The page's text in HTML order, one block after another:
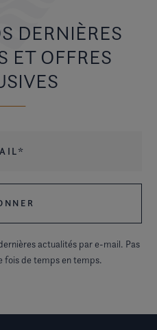
DERNIÈRES
ET OFFRES
actualités par e-mail. Pas
fois de temps en temps.